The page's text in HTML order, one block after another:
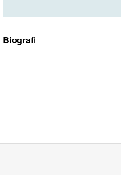
Biografi